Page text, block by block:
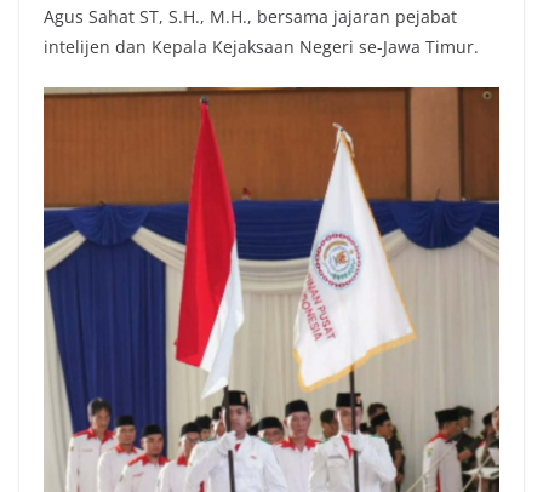
Agus Sahat ST, S.H., M.H., bersama jajaran pejabat
intelijen dan Kepala Kejaksaan Negeri se-Jawa Timur.